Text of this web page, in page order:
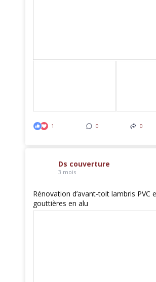
1 0 0
Ds couverture
3 mois
Rénovation d’avant-toit lambris PVC
gouttières en alu